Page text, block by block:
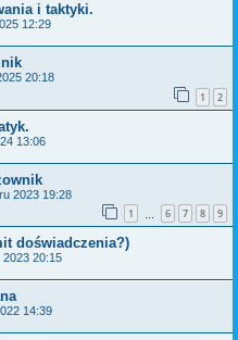
i taktyki.
12:29
20:18
1 2
13:06
2023 19:28
1 6 7 8 9
doświadczenia?)
20:15
14:39